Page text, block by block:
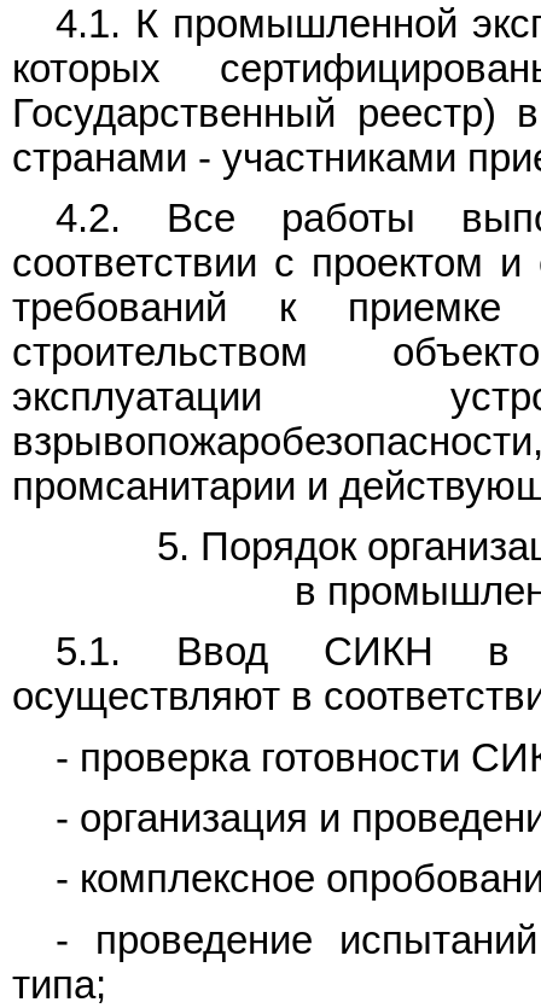
4.1. К промышленной
которых
Государственный реестр)
странами - участниками
4.2. Все работы
соответствии с проектом
требований к приемке
строительством
эксплуатации
промсанитарии и
5. Порядок
в
5.1. Ввод СИКН в
осуществляют в
- проверка готовности
- организация и
- комплексное
- проведение
типа;